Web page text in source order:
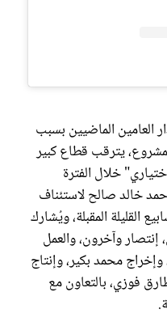
العامين الماضيين بسبب
يترقب قطاع كبير
خلال الفترة
خالد صالح لاستئناف
القليلة المقبلة، ويُشارك
وآخرون، والعمل
محمد بكير، وإنتاج
فوزي، بالتعاون مع